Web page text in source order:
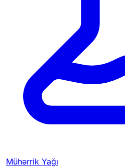
Mühərrik Yağı